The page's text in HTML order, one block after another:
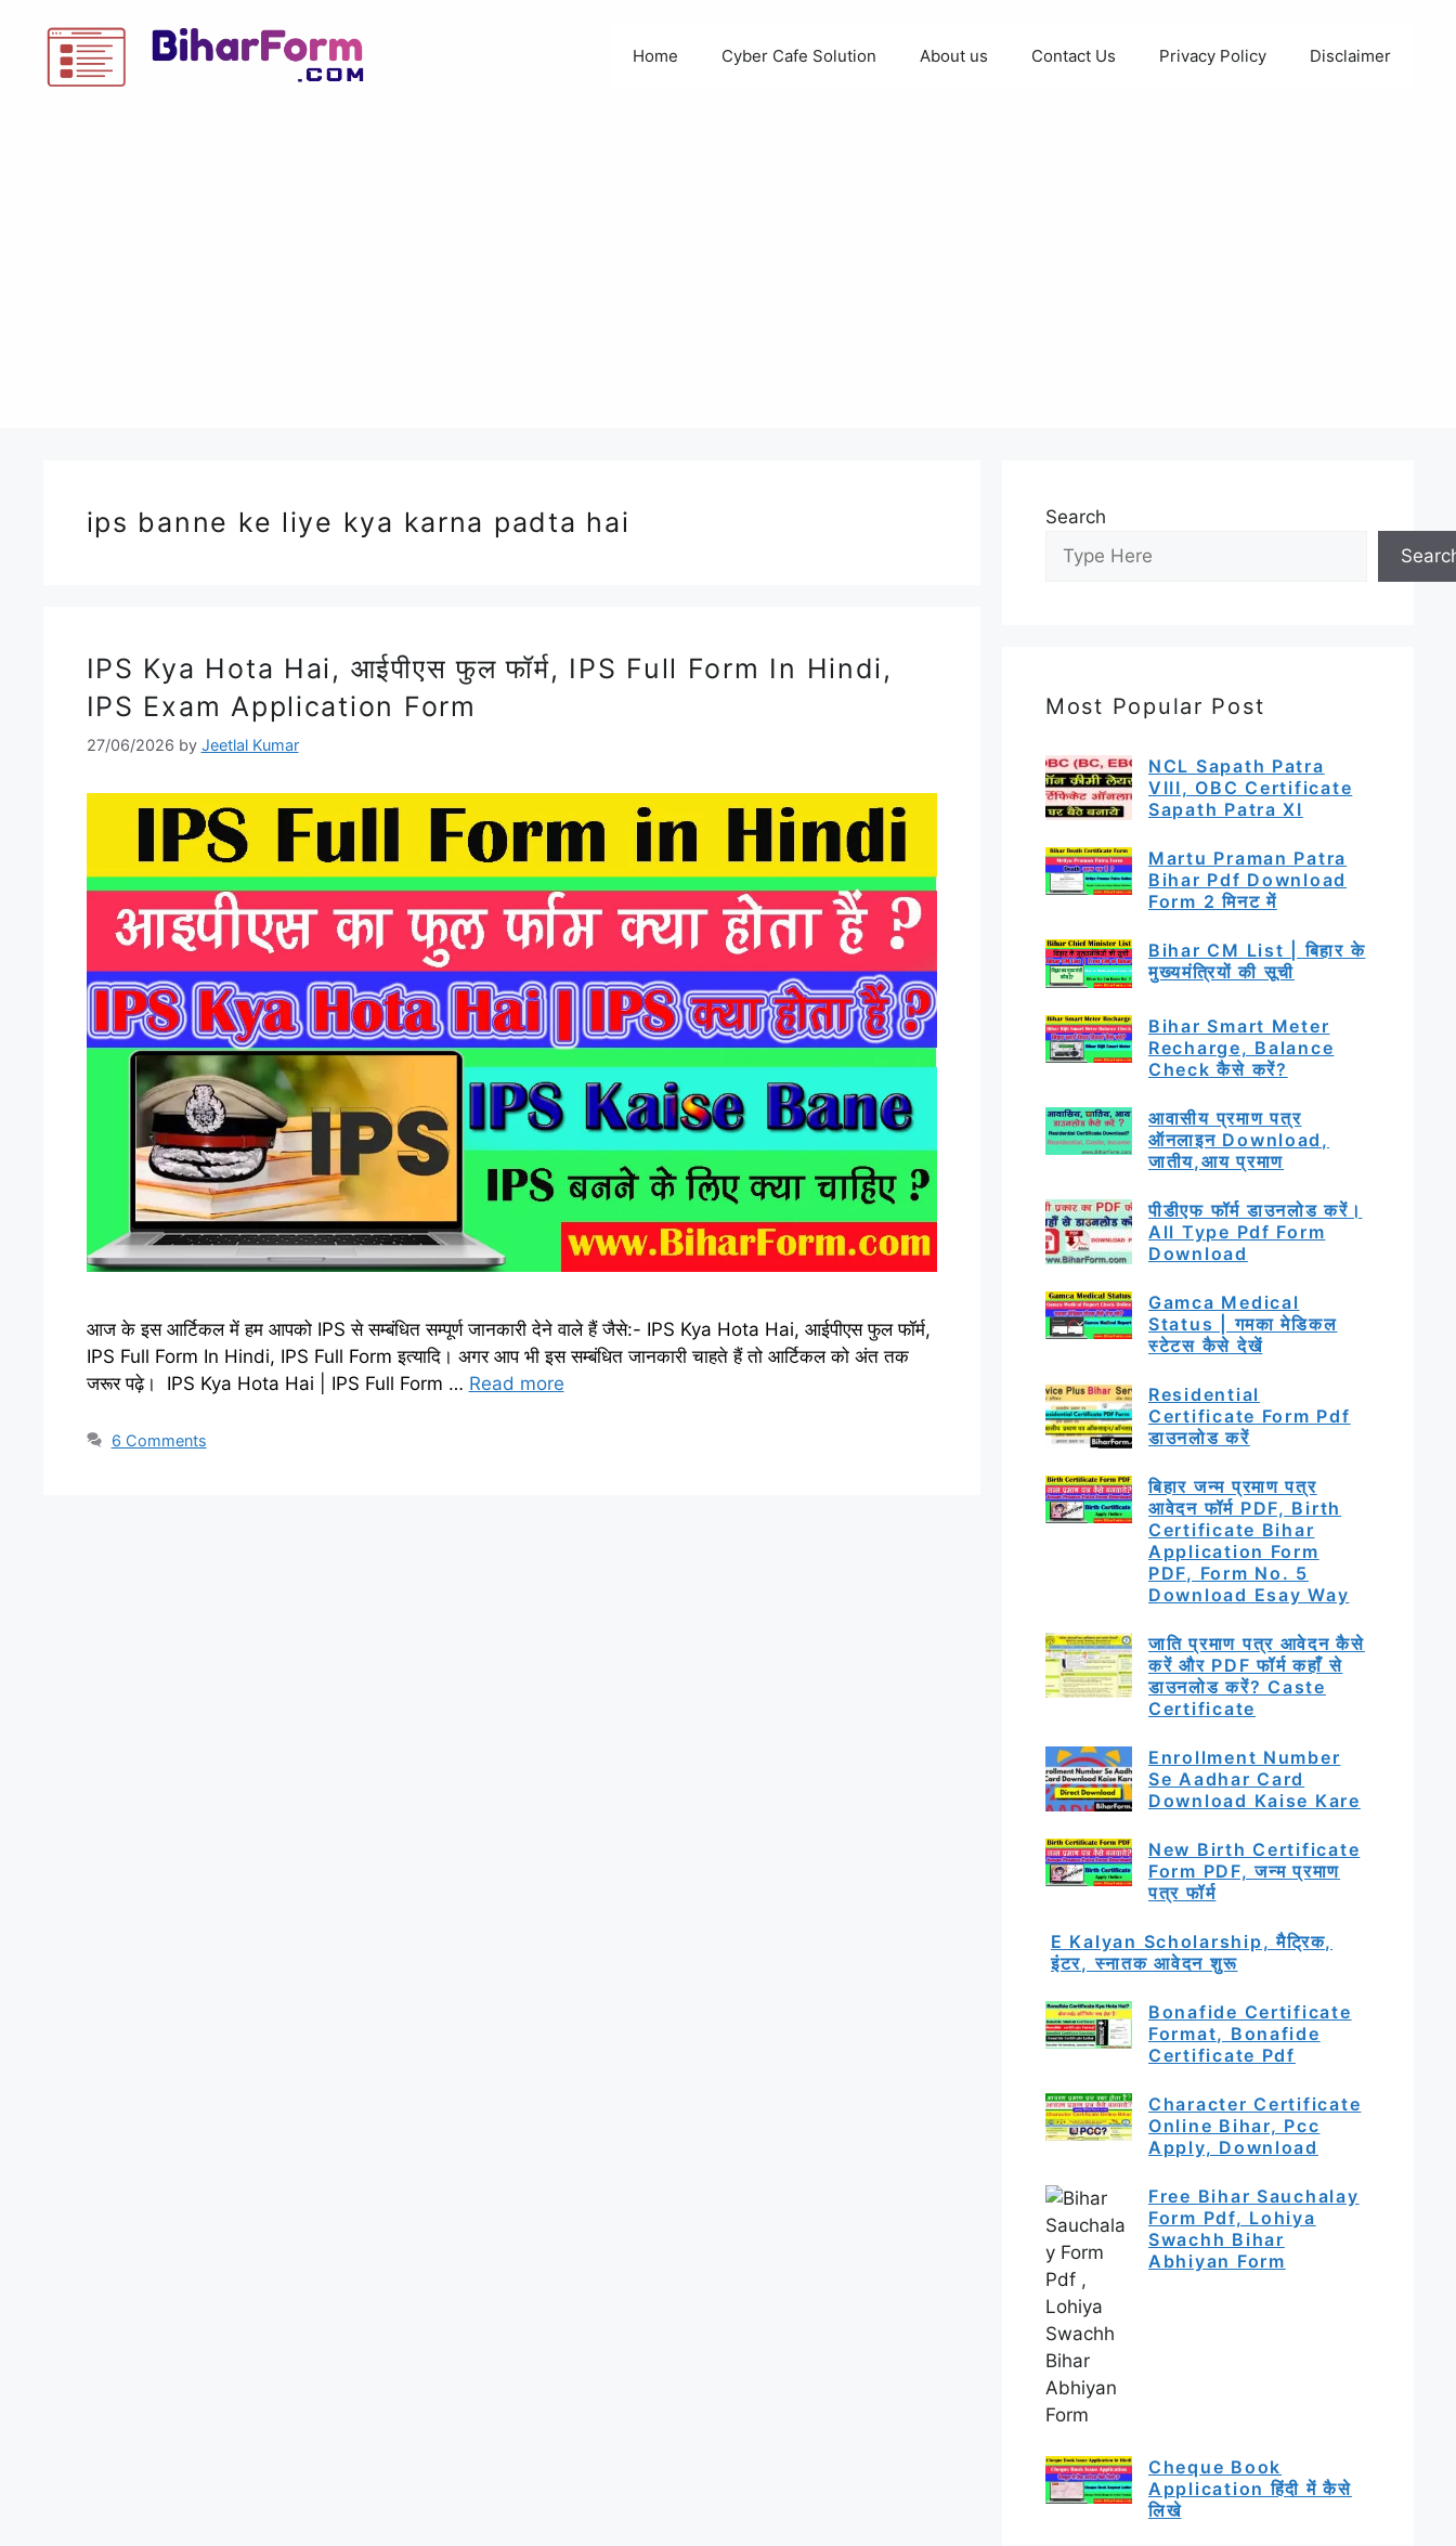
Home Cyber Cafe Solution About us Contact Us Privacy Policy Disclaimer
ips banne ke liye kya karna padta hai
IPS Kya Hota Hai, आईपीएस फुल फॉर्म, IPS Full Form In Hindi,
IPS Exam Application Form
27/06/2026 by Jeetlal Kumar
आज के इस आर्टिकल में हम आपको IPS से सम्बंधित सम्पूर्ण जानकारी देने वाले हैं जैसे:- IPS Kya Hota Hai, आईपीएस फुल फॉर्म,
IPS Full Form In Hindi, IPS Full Form इत्यादि। अगर आप भी इस सम्बंधित जानकारी चाहते हैं तो आर्टिकल को अंत तक
जरूर पढ़े। IPS Kya Hota Hai | IPS Full Form … Read more
6 Comments
Search
Most Popular Post
NCL Sapath Patra
VIII, OBC Certificate
Sapath Patra XI
Martu Praman Patra
Bihar Pdf Download
Form 2 मिनट में
Bihar CM List | बिहार के
मुख्यमंत्रियों की सूची
Bihar Smart Meter
Recharge, Balance
Check कैसे करें?
आवासीय प्रमाण पत्र
ऑनलाइन Download,
जातीय,आय प्रमाण
पीडीएफ फॉर्म डाउनलोड करें।
All Type Pdf Form
Download
Gamca Medical
Status | गमका मेडिकल
स्टेटस कैसे देखें
Residential
Certificate Form Pdf
डाउनलोड करें
बिहार जन्म प्रमाण पत्र
आवेदन फॉर्म PDF, Birth
Certificate Bihar
Application Form
PDF, Form No. 5
Download Esay Way
जाति प्रमाण पत्र आवेदन कैसे
करें और PDF फॉर्म कहाँ से
डाउनलोड करें? Caste
Certificate
Enrollment Number
Se Aadhar Card
Download Kaise Kare
New Birth Certificate
Form PDF, जन्म प्रमाण
पत्र फॉर्म
E Kalyan Scholarship, मैट्रिक,
इंटर, स्नातक आवेदन शुरू
Bonafide Certificate
Format, Bonafide
Certificate Pdf
Character Certificate
Online Bihar, Pcc
Apply, Download
Free Bihar Sauchalay
Form Pdf, Lohiya
Swachh Bihar
Abhiyan Form
Cheque Book
Application हिंदी में कैसे
लिखे